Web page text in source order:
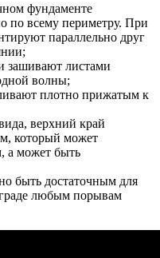
фундаменте
по всему периметру. При
параллельно друг
зашивают листами
волны;
плотно прижатым к
верхний край
который может
а может быть
быть достаточным для
любым порывам